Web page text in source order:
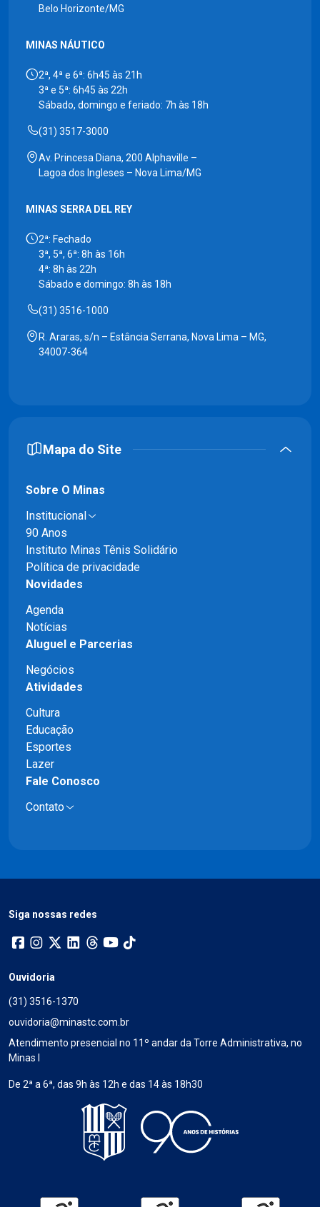
Belo Horizonte/MG
MINAS NÁUTICO
2ª, 4ª e 6ª: 6h45 às 21h
3ª e 5ª: 6h45 às 22h
Sábado, domingo e feriado: 7h às 18h
(31) 3517-3000
Av. Princesa Diana, 200 Alphaville –
Lagoa dos Ingleses – Nova Lima/MG
MINAS SERRA DEL REY
2ª: Fechado
3ª, 5ª, 6ª: 8h às 16h
4ª: 8h às 22h
Sábado e domingo: 8h às 18h
(31) 3516-1000
R. Araras, s/n – Estância Serrana, Nova Lima – MG,
34007-364
Mapa do Site
Sobre O Minas
Institucional
90 Anos
Instituto Minas Tênis Solidário
Política de privacidade
Novidades
Agenda
Notícias
Aluguel e Parcerias
Negócios
Atividades
Cultura
Educação
Esportes
Lazer
Fale Conosco
Contato
Siga nossas redes
Ouvidoria
(31) 3516-1370
ouvidoria@minastc.com.br
Atendimento presencial no 11º andar da Torre Administrativa, no
Minas I
De 2ª a 6ª, das 9h às 12h e das 14 às 18h30